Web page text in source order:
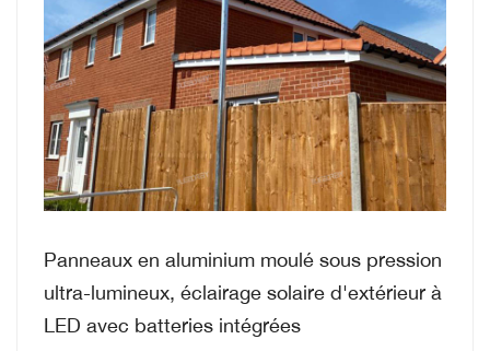
Panneaux en aluminium moulé sous pression
ultra-lumineux, éclairage solaire d'extérieur à
LED avec batteries intégrées